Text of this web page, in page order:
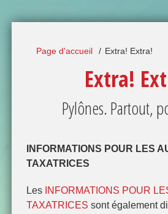
PAGE D'ACCUEIL
LOCALISATEUR DE TOUR DE
RADIO-CANADA
QUI NOUS SOMMES ET CE QUE
NOUS FAISONS
PARTAGE DE SITE
Page d'accueil Extra! Extra!
Extra!
Pylônes. Partout,
INFORMATIONS POUR LES
TAXATRICES
Les INFORMATIONS POUR
TAXATRICES sont également